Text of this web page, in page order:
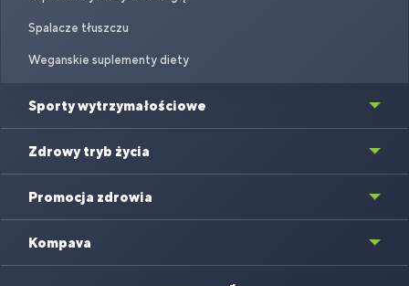
Spalacze tłuszczu
Weganskie suplementy diety
Sporty wytrzymałościowe
Zdrowy tryb życia
Promocja zdrowia
Kompava